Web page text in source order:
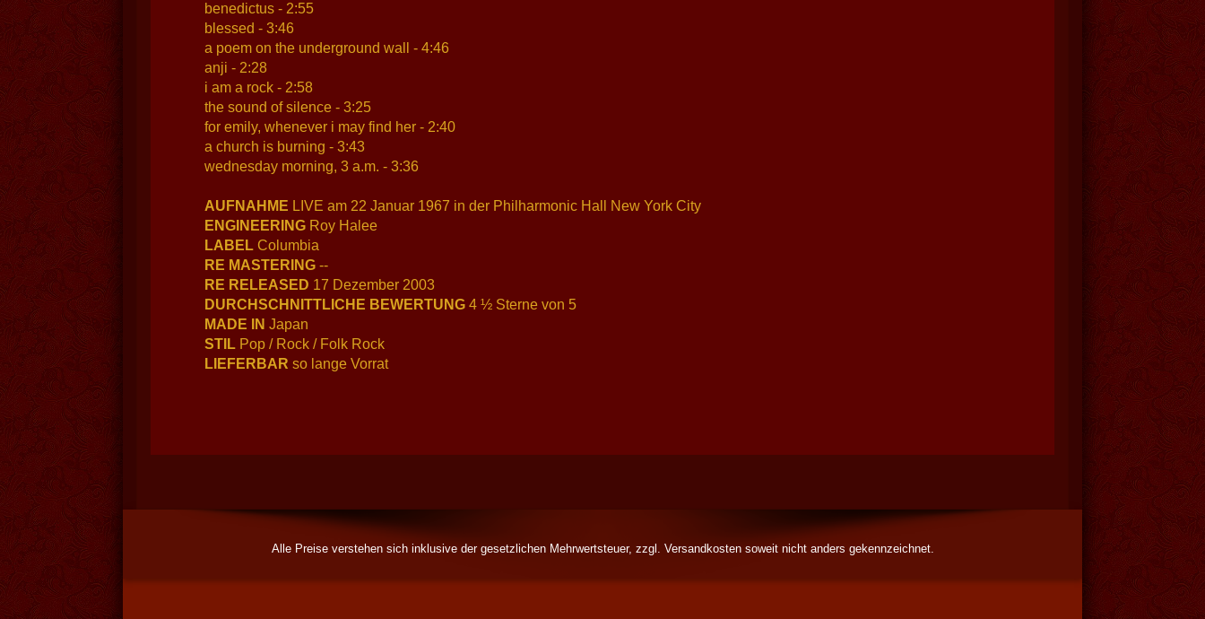
benedictus - 2:55
blessed - 3:46
a poem on the underground wall - 4:46
anji - 2:28
i am a rock - 2:58
the sound of silence - 3:25
for emily, whenever i may find her - 2:40
a church is burning - 3:43
wednesday morning, 3 a.m. - 3:36
AUFNAHME LIVE am 22 Januar 1967 in der Philharmonic Hall New York City
ENGINEERING Roy Halee
LABEL Columbia
RE MASTERING --
RE RELEASED 17 Dezember 2003
DURCHSCHNITTLICHE BEWERTUNG 4 ½ Sterne von 5
MADE IN Japan
STIL Pop / Rock / Folk Rock
LIEFERBAR so lange Vorrat
Alle Preise verstehen sich inklusive der gesetzlichen Mehrwertsteuer, zzgl. Versandkostensoweit nicht anders gekennzeichnet.